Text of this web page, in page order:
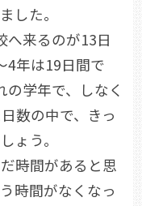
した。
来るのが13日
4年は19日間で
学年で、しなく
数の中で、きっ
ょう。
時間があると思
時間がなくなっ